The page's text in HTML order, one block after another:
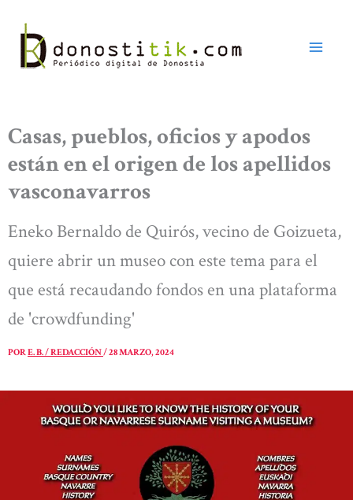
contenido
Casas, pueblos, oficios y apodos
están en el origen de los apellidos
vasconavarros
Eneko Bernaldo de Quirós, vecino de Goizueta,
quiere abrir un museo con este tema para el
que está recaudando fondos en una plataforma
de 'crowdfunding'
PORE. B. / REDACCIÓN/28 MARZO, 2024